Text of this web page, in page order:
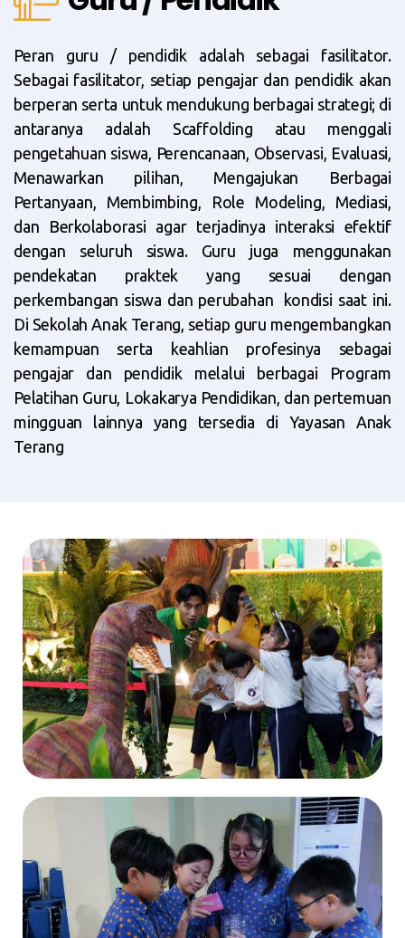
Peran guru / pendidik adalah sebagai fasilitator.
Sebagai fasilitator, setiap pengajar dan pendidik akan
berperan serta untuk mendukung berbagai strategi; di
antaranya adalah Scaffolding atau menggali
pengetahuan siswa, Perencanaan, Observasi, Evaluasi,
Menawarkan pilihan, Mengajukan Berbagai
Pertanyaan, Membimbing, Role Modeling, Mediasi,
dan Berkolaborasi agar terjadinya interaksi efektif
dengan seluruh siswa. Guru juga menggunakan
pendekatan praktek yang sesuai dengan
perkembangan siswa dan perubahan kondisi saat ini.
Di Sekolah Anak Terang, setiap guru mengembangkan
kemampuan serta keahlian profesinya sebagai
pengajar dan pendidik melalui berbagai Program
Pelatihan Guru, Lokakarya Pendidikan, dan pertemuan
mingguan lainnya yang tersedia di Yayasan Anak
Terang